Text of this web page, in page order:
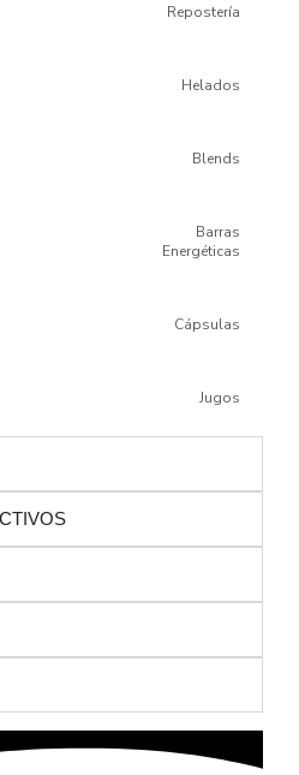
Repostería
Helados
Blends
Barras
Energéticas
Cápsulas
Jugos